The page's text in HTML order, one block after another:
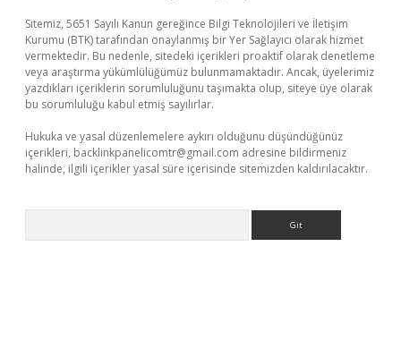
Sitemiz, 5651 Sayılı Kanun gereğince Bilgi Teknolojileri ve İletişim
Kurumu (BTK) tarafından onaylanmış bir Yer Sağlayıcı olarak hizmet
vermektedir. Bu nedenle, sitedeki içerikleri proaktif olarak denetleme
veya araştırma yükümlülüğümüz bulunmamaktadır. Ancak, üyelerimiz
yazdıkları içeriklerin sorumluluğunu taşımakta olup, siteye üye olarak
bu sorumluluğu kabul etmiş sayılırlar.
Hukuka ve yasal düzenlemelere aykırı olduğunu düşündüğünüz
içerikleri, backlinkpanelicomtr@gmail.com adresine bildirmeniz
halinde, ilgili içerikler yasal süre içerisinde sitemizden kaldırılacaktır.